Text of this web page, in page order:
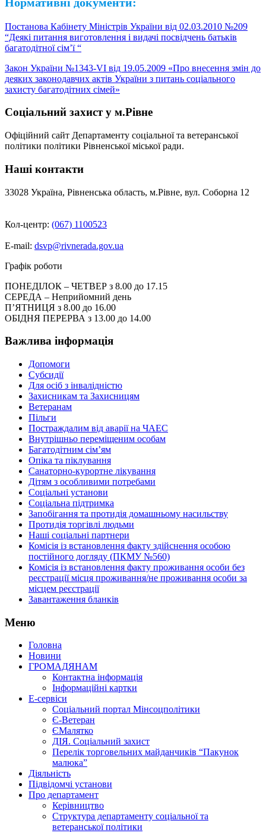
Постанова Кабінету Міністрів України від 02.03.2010 №209
“Деякі питання виготовлення і видачі посвідчень батьків
багатодітної сім’ї “
Закон України №1343-VI від 19.05.2009 «Про внесення змін до
деяких законодавчих актів України з питань соціального
захисту багатодітних сімей»
Соціальний захист у м.Рівне
Офіційний сайт Департаменту соціальної та ветеранської
політики політики Рівненської міської ради.
Наші контакти
33028 Україна, Рівненська область, м.Рівне, вул. Соборна 12
Кол-центр: (067) 1100523
E-mail: dsvp@rivnerada.gov.ua
Графік роботи
ПОНЕДІЛОК – ЧЕТВЕР з 8.00 до 17.15
СЕРЕДА – Неприйомний день
П’ЯТНИЦЯ з 8.00 до 16.00
ОБІДНЯ ПЕРЕРВА з 13.00 до 14.00
Важлива інформація
Допомоги
Субсидії
Для осіб з інвалідністю
Захисникам та Захисницям
Ветеранам
Пільги
Постраждалим від аварії на ЧАЕС
Внутрішньо переміщеним особам
Багатодітним сім’ям
Опіка та піклування
Санаторно-курортне лікування
Дітям з особливими потребами
Соціальні установи
Соціальна підтримка
Запобігання та протидія домашньому насильству
Протидія торгівлі людьми
Наші соціальні партнери
Комісія із встановлення факту здійснення особою
постійного догляду (ПКМУ №560)
Комісія із встановлення факту проживання особи без
реєстрації місця проживання/не проживання особи за
місцем реєстрації
Завантаження бланків
Меню
Головна
Новини
ГРОМАДЯНАМ
Контактна інформація
Інформаційні картки
Е-сервіси
Соціальний портал Мінсоцполітики
Є-Ветеран
ЄМалятко
ДІЯ. Соціальний захист
Перелік торговельних майданчиків “Пакунок
малюка”
Діяльність
Підвідомчі установи
Про департамент
Керівництво
Структура департаменту соціальної та
ветеранської політики